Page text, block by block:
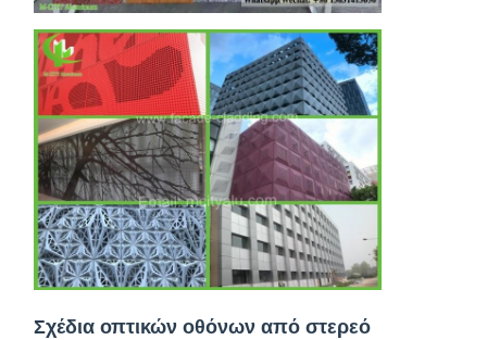
Σχέδια οπτικών οθόνων από στερεό